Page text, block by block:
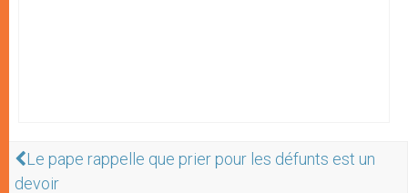
Le pape rappelle que prier pour les défunts est un
devoir